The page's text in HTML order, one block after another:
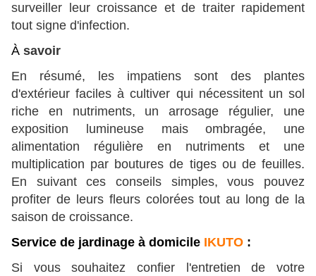
surveiller leur croissance et de traiter rapidement
tout signe d'infection.
À savoir
En résumé, les impatiens sont des plantes
d'extérieur faciles à cultiver qui nécessitent un sol
riche en nutriments, un arrosage régulier, une
exposition lumineuse mais ombragée, une
alimentation régulière en nutriments et une
multiplication par boutures de tiges ou de feuilles.
En suivant ces conseils simples, vous pouvez
profiter de leurs fleurs colorées tout au long de la
saison de croissance.
Service de jardinage à domicile IKUTO :
Si vous souhaitez confier l'entretien de votre